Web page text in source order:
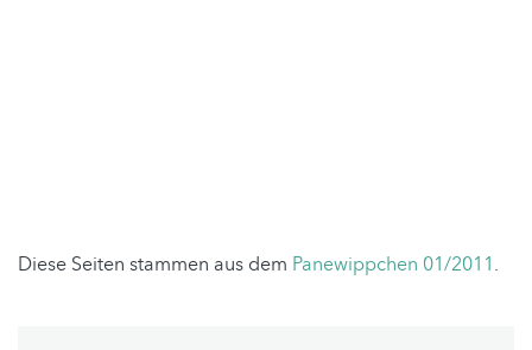
Diese Seiten stammen aus dem Panewippchen 01/2011.